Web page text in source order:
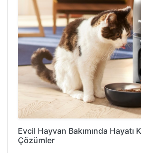
Evcil Hayvan Bakımında Hayatı
Çözümler